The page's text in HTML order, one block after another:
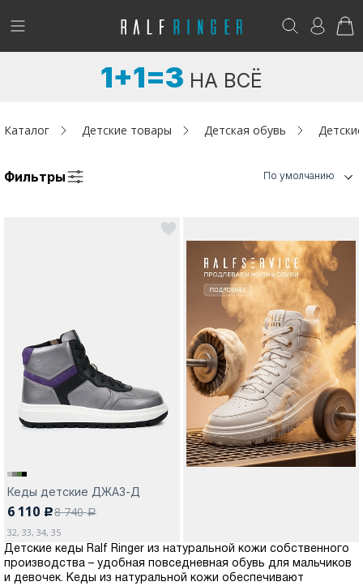
!
Женщинам
Адреса магазинов
Да, все верно
О компании
Возникли вопросы? - club@ralf.ru
1+1=3 НА ВСЁ
Каталог Детские товары Детская обувь
Фильтры По умолчанию
Кеды детские ДЖАЗ-Д
6 110 c8 740a
32, 33, 34, 35
Детские кеды Ralf Ringer из натуральной кожи собственного
производства – удобная повседневная обувь для мальчиков
и девочек. Кеды из натуральной кожи обеспечивают